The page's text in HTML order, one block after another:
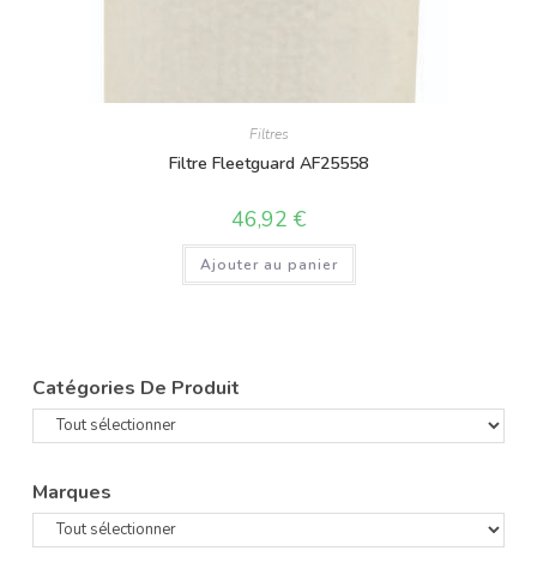
Filtres
Filtre Fleetguard AF25558
46,92 €
Ajouter au panier
Catégories De Produit
Marques